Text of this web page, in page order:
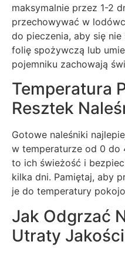
maksymalnie przez 1-2
przechowywać w
do pieczenia, aby się nie
folię spożywczą lub
pojemniku zachowają
Temperatura
Resztek
Gotowe naleśniki
w temperaturze od 0 do
to ich świeżość i
kilka dni. Pamiętaj, aby
je do temperatury
Jak Odgrzać
Utraty